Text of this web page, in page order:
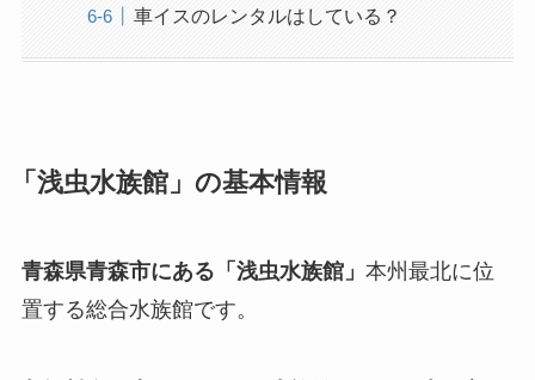
車イスのレンタルはしている？
「浅虫水族館」の基本情報
青森県青森市にある「浅虫水族館」 本州最北に位
置する総合水族館です。